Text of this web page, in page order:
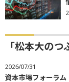
「松本大の
2026/07/31
資本市場フォーラム